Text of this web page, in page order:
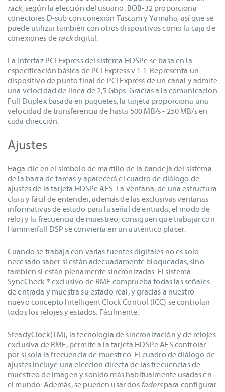
rack, según la elección del usuario. BOB-32 proporciona
conectores D-sub con conexión Tascam y Yamaha, así que se
puede utilizar también con otros dispositivos como la caja de
conexiones de rackdigital.
La interfaz PCI Express del sistema HDSPe se basa en la
especificación básica de PCI Express v 1.1. Representa un
dispositivo de punto final de PCI Express de un canal y admite
una velocidad de línea de 2,5 Gbps. Gracias a la comunicación
Full Duplex basada en paquetes, la tarjeta proporciona una
velocidad de transferencia de hasta 500 MB/s - 250 MB/s en
cada dirección.
Ajustes
Haga clic en el símbolo de martillo de la bandeja del sistema
de la barra de tareas y aparecerá el cuadro de diálogo de
ajustes de la tarjeta HDSPe AES. La ventana, de una estructura
clara y fácil de entender, además de las exclusivas ventanas
informativas de estado para la señal de entrada, el modo de
reloj y la frecuencia de muestreo, consiguen que trabajar con
Hammerfall DSP se convierta en un auténtico placer.
Cuando se trabaja con varias fuentes digitales no es solo
necesario saber si están adecuadamente bloqueadas, sino
también si están plenamente sincronizadas. El sistema
SyncCheck ® exclusivo de RME comprueba todas las señales
de entrada y muestra su estado real, y gracias a nuestro
nuevo concepto Intelligent Clock Control (ICC) se controlan
todos los relojes y estados. Fácilmente.
SteadyClock(TM), la tecnología de sincronización y de relojes
exclusiva de RME, permite a la tarjeta HDSPe AES controlar
por sí sola la frecuencia de muestreo. El cuadro de diálogo de
ajustes incluye una elección directa de las frecuencias de
muestreo de imagen y sonido más habitualmente usadas en
el mundo. Además, se pueden usar dos faderspara configurar